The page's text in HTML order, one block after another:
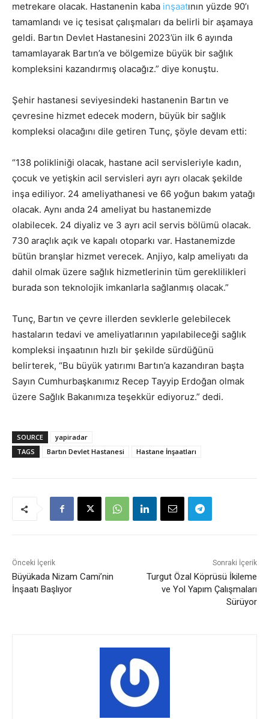
metrekare olacak. Hastanenin kaba inşaatının yüzde 90’ı
tamamlandı ve iç tesisat çalışmaları da belirli bir aşamaya
geldi. Bartın Devlet Hastanesini 2023’ün ilk 6 ayında
tamamlayarak Bartın’a ve bölgemize büyük bir sağlık
kompleksini kazandırmış olacağız.” diye konuştu.
Şehir hastanesi seviyesindeki hastanenin Bartın ve
çevresine hizmet edecek modern, büyük bir sağlık
kompleksi olacağını dile getiren Tunç, şöyle devam etti:
“138 polikliniği olacak, hastane acil servisleriyle kadın,
çocuk ve yetişkin acil servisleri ayrı ayrı olacak şekilde
inşa ediliyor. 24 ameliyathanesi ve 66 yoğun bakım yatağı
olacak. Aynı anda 24 ameliyat bu hastanemizde
olabilecek. 24 diyaliz ve 3 ayrı acil servis bölümü olacak.
730 araçlık açık ve kapalı otoparkı var. Hastanemizde
bütün branşlar hizmet verecek. Anjiyo, kalp ameliyatı da
dahil olmak üzere sağlık hizmetlerinin tüm gereklilikleri
burada son teknolojik imkanlarla sağlanmış olacak.”
Tunç, Bartın ve çevre illerden sevklerle gelebilecek
hastaların tedavi ve ameliyatlarının yapılabileceği sağlık
kompleksi inşaatının hızlı bir şekilde sürdüğünü
belirterek, “Bu büyük yatırımı Bartın’a kazandıran başta
Sayın Cumhurbaşkanımız Recep Tayyip Erdoğan olmak
üzere Sağlık Bakanımıza teşekkür ediyoruz.” dedi.
SOURCE
yapiradar
TAGS
Bartın Devlet Hastanesi Hastane İnşaatları
Önceki İçerik
Büyükada Nizam Cami’nin
İnşaatı Başlıyor
Sonraki İçerik
Turgut Özal Köprüsü İkileme
ve Yol Yapım Çalışmaları
Sürüyor